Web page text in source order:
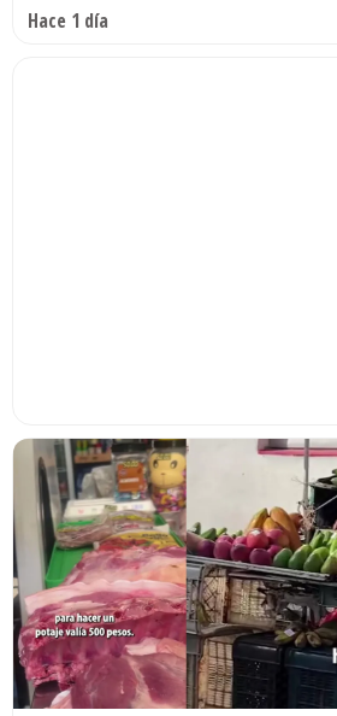
Hace 1 día